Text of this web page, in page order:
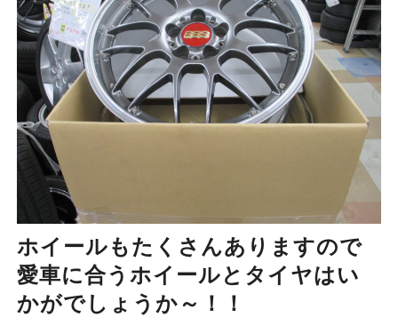
ホイールもたくさんありますので
愛車に合うホイールとタイヤはい
かがでしょうか～！！